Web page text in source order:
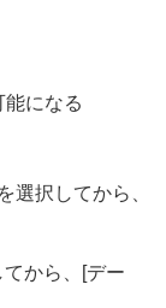
になる
から、[デー